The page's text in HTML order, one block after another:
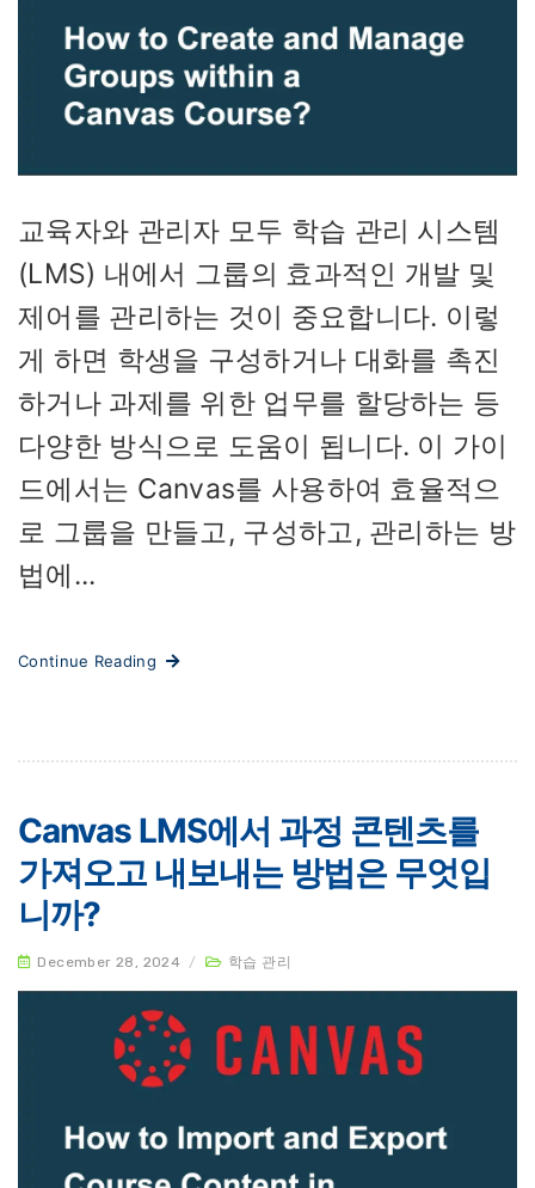
교육자와 관리자 모두 학습 관리 시스템
(LMS) 내에서 그룹의 효과적인 개발 및
제어를 관리하는 것이 중요합니다. 이렇
게 하면 학생을 구성하거나 대화를 촉진
하거나 과제를 위한 업무를 할당하는 등
다양한 방식으로 도움이 됩니다. 이 가이
드에서는 Canvas를 사용하여 효율적으
로 그룹을 만들고, 구성하고, 관리하는 방
법에...
Continue Reading
Canvas LMS에서 과정 콘텐츠를
가져오고 내보내는 방법은 무엇입
니까?
December 28, 2024 / 학습 관리